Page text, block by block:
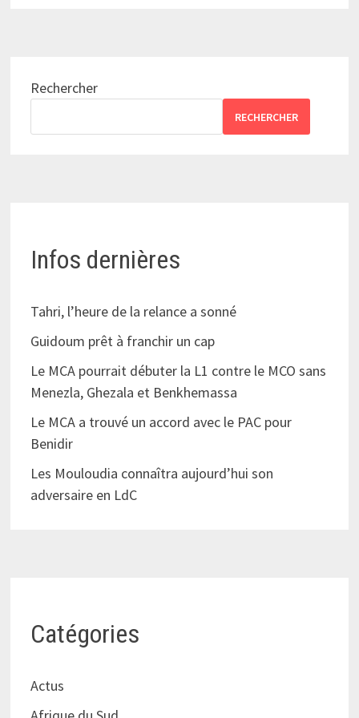
Rechercher
RECHERCHER
Infos dernières
Tahri, l’heure de la relance a sonné
Guidoum prêt à franchir un cap
Le MCA pourrait débuter la L1 contre le MCO sans
Menezla, Ghezala et Benkhemassa
Le MCA a trouvé un accord avec le PAC pour
Benidir
Les Mouloudia connaîtra aujourd’hui son
adversaire en LdC
Catégories
Actus